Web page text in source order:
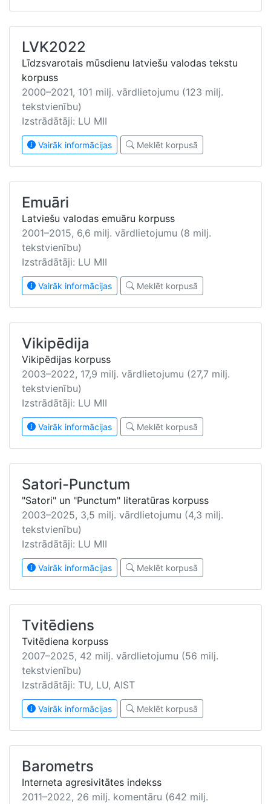
LVK2022
Līdzsvarotais mūsdienu latviešu valodas tekstu
korpuss
2000–2021, 101 milj. vārdlietojumu (123 milj.
tekstvienību)
Izstrādātāji: LU MII
Vairāk informācijas Meklēt korpusā
Emuāri
Latviešu valodas emuāru korpuss
2001–2015, 6,6 milj. vārdlietojumu (8 milj.
tekstvienību)
Izstrādātāji: LU MII
Vairāk informācijas Meklēt korpusā
Vikipēdija
Vikipēdijas korpuss
2003–2022, 17,9 milj. vārdlietojumu (27,7 milj.
tekstvienību)
Izstrādātāji: LU MII
Vairāk informācijas Meklēt korpusā
Satori-Punctum
"Satori" un "Punctum" literatūras korpuss
2003–2025, 3,5 milj. vārdlietojumu (4,3 milj.
tekstvienību)
Izstrādātāji: LU MII
Vairāk informācijas Meklēt korpusā
Tvitēdiens
Tvitēdiena korpuss
2007–2025, 42 milj. vārdlietojumu (56 milj.
tekstvienību)
Izstrādātāji: TU, LU, AIST
Vairāk informācijas Meklēt korpusā
Barometrs
Interneta agresivitātes indekss
2011–2022, 26 milj. komentāru (642 milj.